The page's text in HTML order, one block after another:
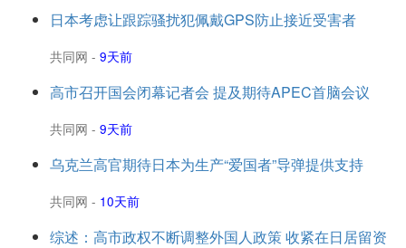
日本考虑让跟踪骚扰犯佩戴GPS防止接近受害者
共同网 - 9天前
高市召开国会闭幕记者会 提及期待APEC首脑会议
共同网 - 9天前
乌克兰高官期待日本为生产“爱国者”导弹提供支持
共同网 - 10天前
综述：高市政权不断调整外国人政策 收紧在日居留资